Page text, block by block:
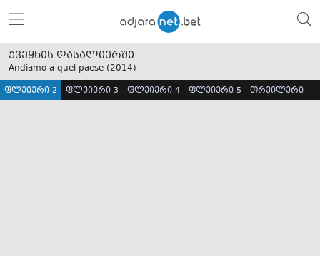
ქვეყნის დასალიერში
Andiamo a quel paese (2014)
ფლეიერი 2 ფლეიერი 3 ფლეიერი 4 ფლეიერი 5 თრეილერი